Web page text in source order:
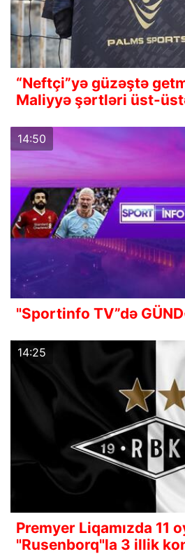
“Neftçi”yə güzəştə
Maliyyə şərtləri üst-
14:50
"Sportinfo TV”də
14:25
Premyer Liqamızda 11
"Rusenborq"la 3 illik